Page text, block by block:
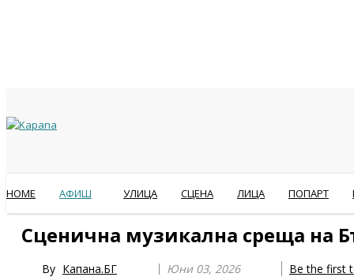
HOME АФИШ УЛИЦА СЦЕНА ЛИЦА ПОПАРТ
Сценична музикална среща на
By Капана.БГ Юни 03, 2026 Be the first
Year
Month
Year
Month